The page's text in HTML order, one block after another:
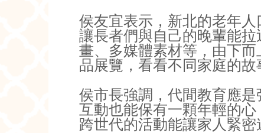
侯友宜表示，新北的老年人
讓長者們與自己的晚輩能
畫、多媒體素材等，由下
品展覽，看看不同家庭的故
侯市長強調，代間教育應
互動也能保有一顆年輕的
跨世代的活動能讓家人緊密